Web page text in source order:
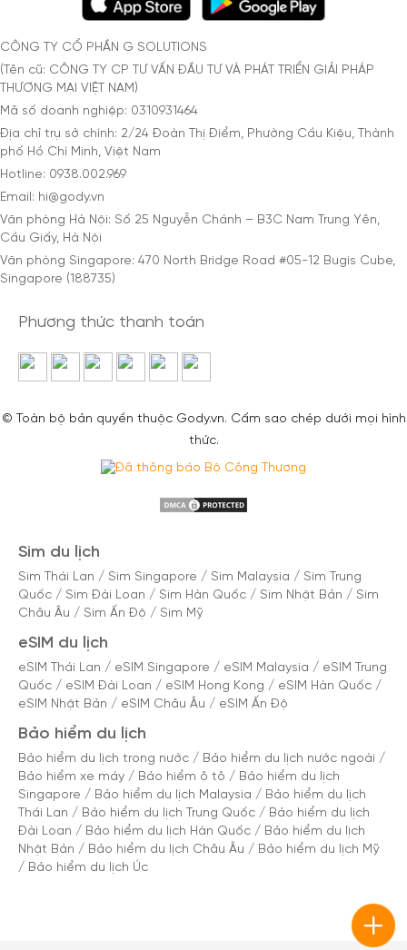
CÔNG TY CỔ PHẦN G SOLUTIONS
(Tên cũ: CÔNG TY CP TƯ VẤN ĐẦU TƯ VÀ PHÁT TRIỂN GIẢI PHÁP
THƯƠNG MẠI VIỆT NAM)
Mã số doanh nghiệp: 0310931464
Địa chỉ trụ sở chính: 2/24 Đoàn Thị Điểm, Phường Cầu Kiệu, Thành
phố Hồ Chí Minh, Việt Nam
Hotline: 0938.002.969
Email: hi@gody.vn
Văn phòng Hà Nội: Số 25 Nguyễn Chánh – B3C Nam Trung Yên,
Cầu Giấy, Hà Nội
Văn phòng Singapore: 470 North Bridge Road #05-12 Bugis Cube,
Singapore (188735)
Phương thức thanh toán
© Toàn bộ bản quyền thuộc Gody.vn. Cấm sao chép dưới mọi hình
thức.
Sim du lịch
Sim Thái Lan / Sim Singapore / Sim Malaysia / Sim Trung
Quốc / Sim Đài Loan / Sim Hàn Quốc / Sim Nhật Bản / Sim
Châu Âu / Sim Ấn Độ / Sim Mỹ
eSIM du lịch
eSIM Thái Lan / eSIM Singapore / eSIM Malaysia / eSIM Trung
Quốc / eSIM Đài Loan / eSIM Hong Kong / eSIM Hàn Quốc /
eSIM Nhật Bản / eSIM Châu Âu / eSIM Ấn Độ
Bảo hiểm du lịch
Bảo hiểm du lịch trong nước / Bảo hiểm du lịch nước ngoài /
Bảo hiểm xe máy / Bảo hiểm ô tô / Bảo hiểm du lịch
Singapore / Bảo hiểm du lịch Malaysia / Bảo hiểm du lịch
Thái Lan / Bảo hiểm du lịch Trung Quốc / Bảo hiểm du lịch
Đài Loan / Bảo hiểm du lịch Hàn Quốc / Bảo hiểm du lịch
Nhật Bản / Bảo hiểm du lịch Châu Âu / Bảo hiểm du lịch Mỹ
/ Bảo hiểm du lịch Úc